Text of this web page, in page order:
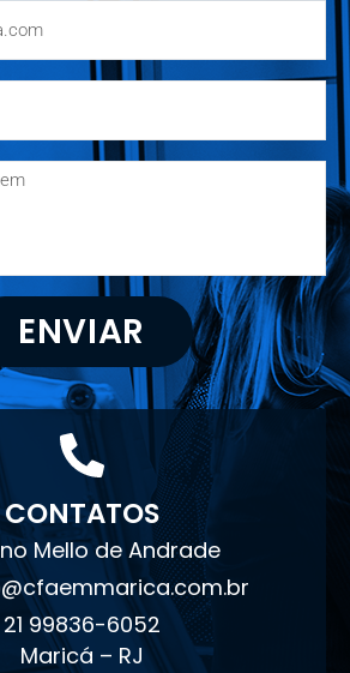
ENVIAR
CONTATOS
Mello de Andrade
21 99836-6052
Maricá – RJ